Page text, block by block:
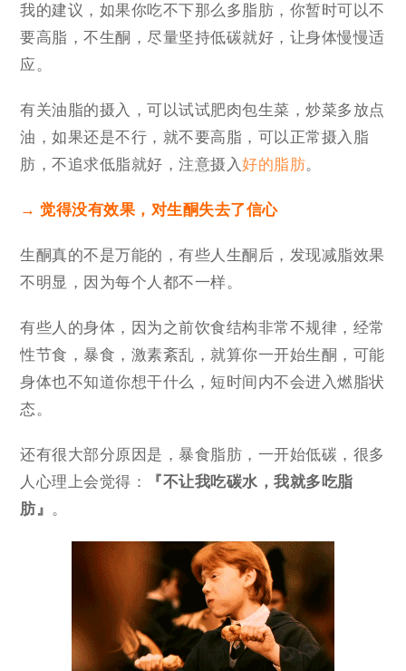
我的建议，如果你吃不下那么多脂肪，你暂时可以不
要高脂，不生酮，尽量坚持低碳就好，让身体慢慢适
应。
有关油脂的摄入，可以试试肥肉包生菜，炒菜多放点
油，如果还是不行，就不要高脂，可以正常摄入脂
肪，不追求低脂就好，注意摄入好的脂肪。
→ 觉得没有效果，对生酮失去了信心
生酮真的不是万能的，有些人生酮后，发现减脂效果
不明显，因为每个人都不一样。
有些人的身体，因为之前饮食结构非常不规律，经常
性节食，暴食，激素紊乱，就算你一开始生酮，可能
身体也不知道你想干什么，短时间内不会进入燃脂状
态。
还有很大部分原因是，暴食脂肪，一开始低碳，很多
人心理上会觉得：
『不让我吃碳水，我就多吃脂
肪』 。